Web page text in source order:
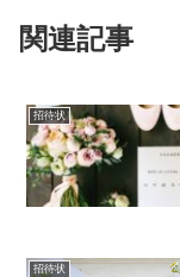
関連記事
招待状
招待状